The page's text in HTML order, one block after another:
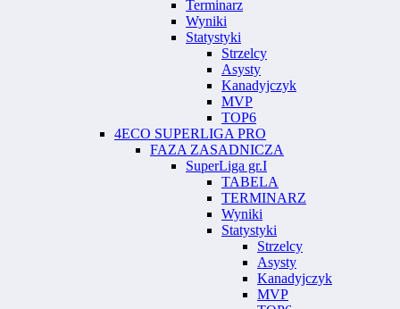
Terminarz
Wyniki
Statystyki
Strzelcy
Asysty
Kanadyjczyk
MVP
TOP6
4ECO SUPERLIGA PRO
FAZA ZASADNICZA
SuperLiga gr.I
TABELA
TERMINARZ
Wyniki
Statystyki
Strzelcy
Asysty
Kanadyjczyk
MVP